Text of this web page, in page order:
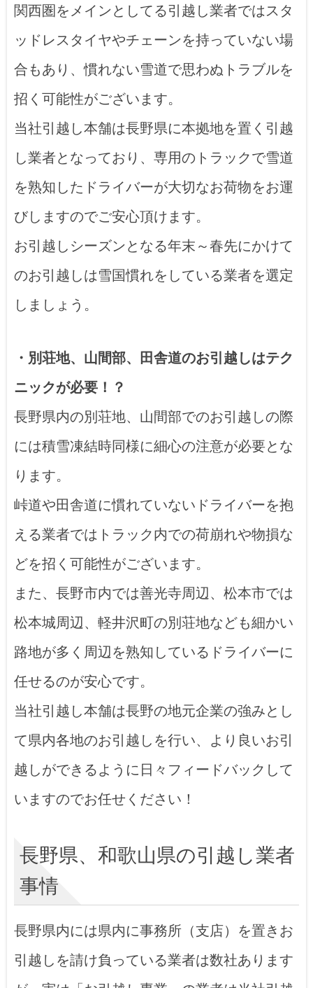
関西圏をメインとしてる引越し業者ではスタ
ッドレスタイヤやチェーンを持っていない場
合もあり、慣れない雪道で思わぬトラブルを
招く可能性がございます。
当社引越し本舗は長野県に本拠地を置く引越
し業者となっており、専用のトラックで雪道
を熟知したドライバーが大切なお荷物をお運
びしますのでご安心頂けます。
お引越しシーズンとなる年末～春先にかけて
のお引越しは雪国慣れをしている業者を選定
しましょう。
・別荘地、山間部、田舎道のお引越しはテク
ニックが必要！？
長野県内の別荘地、山間部でのお引越しの際
には積雪凍結時同様に細心の注意が必要とな
ります。
峠道や田舎道に慣れていないドライバーを抱
える業者ではトラック内での荷崩れや物損な
どを招く可能性がございます。
また、長野市内では善光寺周辺、松本市では
松本城周辺、軽井沢町の別荘地なども細かい
路地が多く周辺を熟知しているドライバーに
任せるのが安心です。
当社引越し本舗は長野の地元企業の強みとし
て県内各地のお引越しを行い、より良いお引
越しができるように日々フィードバックして
いますのでお任せください！
長野県、和歌山県の引越し業者
事情
長野県内には県内に事務所（支店）を置きお
引越しを請け負っている業者は数社あります